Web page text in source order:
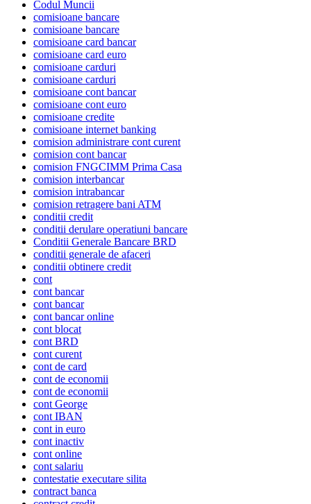
Codul Muncii
comisioane bancare
comisioane bancare
comisioane card bancar
comisioane card euro
comisioane carduri
comisioane carduri
comisioane cont bancar
comisioane cont euro
comisioane credite
comisioane internet banking
comision administrare cont curent
comision cont bancar
comision FNGCIMM Prima Casa
comision interbancar
comision intrabancar
comision retragere bani ATM
conditii credit
conditii derulare operatiuni bancare
Conditii Generale Bancare BRD
conditii generale de afaceri
conditii obtinere credit
cont
cont bancar
cont bancar
cont bancar online
cont blocat
cont BRD
cont curent
cont de card
cont de economii
cont de economii
cont George
cont IBAN
cont in euro
cont inactiv
cont online
cont salariu
contestatie executare silita
contract banca